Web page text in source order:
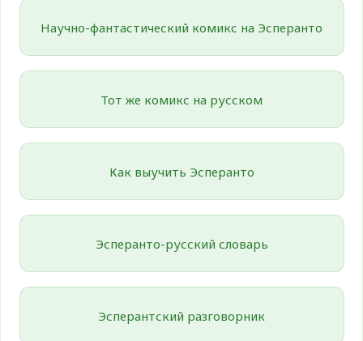
Научно-фантастический комикс на Эсперанто
Тот же комикс на русском
Как выучить Эсперанто
Эсперанто-русский словарь
Эсперантский разговорник